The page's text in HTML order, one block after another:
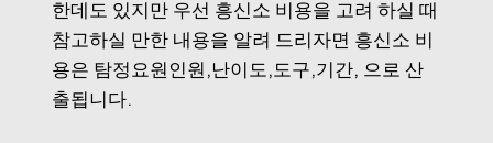
한데도 있지만 우선 흥신소 비용을 고려 하실 때
참고하실 만한 내용을 알려 드리자면 흥신소 비
용은 탐정요원인원,난이도,도구,기간, 으로 산
출됩니다.